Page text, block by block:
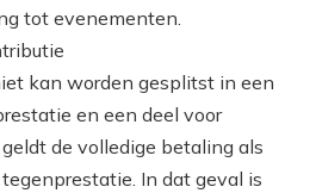
tot evenementen.
kan worden gesplitst in een
en een deel voor
de volledige betaling als
In dat geval is